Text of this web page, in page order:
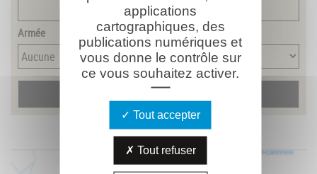
Armée
applications
cartographiques, des
publications numériques et
vous donne le contrôle sur
ce vous souhaitez activer.
Tout accepter
Tout refuser